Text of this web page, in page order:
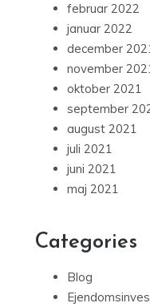
februar 2022
januar 2022
december
november
oktober 2021
september
august 2021
juli 2021
juni 2021
maj 2021
Categories
Blog